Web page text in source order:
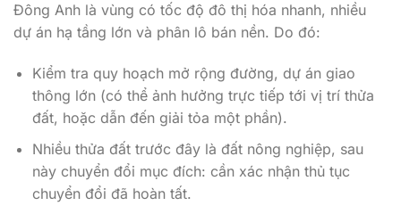
Đông Anh là vùng có tốc độ đô thị hóa nhanh, nhiều
dự án hạ tầng lớn và phân lô bán nền. Do đó:
Kiểm tra quy hoạch mở rộng đường, dự án giao
thông lớn (có thể ảnh hưởng trực tiếp tới vị trí thửa
đất, hoặc dẫn đến giải tỏa một phần).
Nhiều thửa đất trước đây là đất nông nghiệp, sau
này chuyển đổi mục đích: cần xác nhận thủ tục
chuyển đổi đã hoàn tất.